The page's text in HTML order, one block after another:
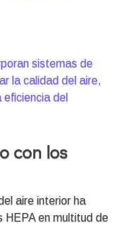
sistemas de
la calidad del aire,
del
con los
aire interior ha
HEPA en multitud de